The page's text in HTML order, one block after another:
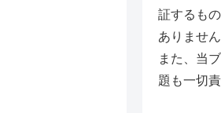
証するも
ありません
また、当
題も一切